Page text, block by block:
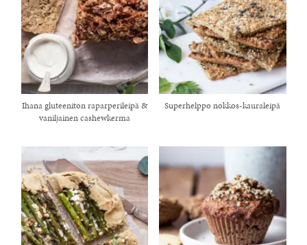
Ihana gluteeniton raparperileipä &
vaniljainen cashewkerma
Superhelppo nokkos-kauraleipä